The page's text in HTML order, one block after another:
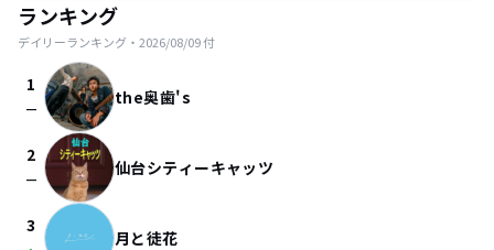
ランキング
デイリーランキング・ 2026/08/09付
1
check_indeterminate_small the奥歯's
2
check_indeterminate_small 仙台シティーキャッツ
3
月と徒花